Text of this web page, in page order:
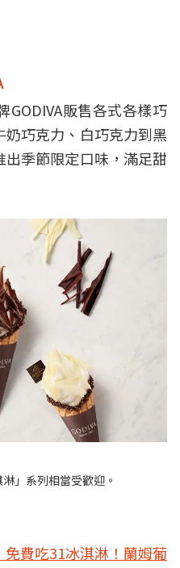
GODIVA販售各式各樣巧
巧克力、白巧克力到黑
季節限定口味，滿足甜
」系列相當受歡迎。
費吃31冰淇淋！蘭姆葡